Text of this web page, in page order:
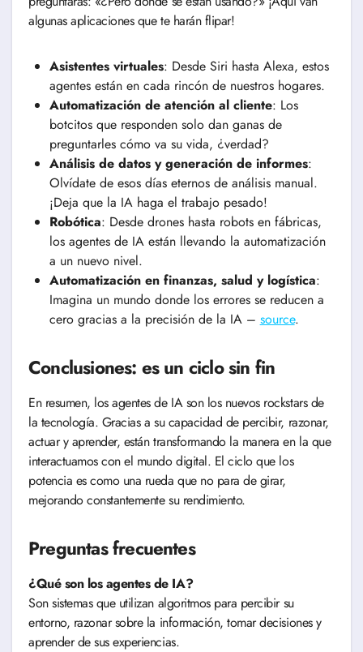
algunas aplicaciones que te harán flipar!
Asistentes virtuales: Desde Siri hasta Alexa, estos
agentes están en cada rincón de nuestros hogares.
Automatización de atención al cliente: Los
botcitos que responden solo dan ganas de
preguntarles cómo va su vida, ¿verdad?
Análisis de datos y generación de informes:
Olvídate de esos días eternos de análisis manual.
¡Deja que la IA haga el trabajo pesado!
Robótica: Desde drones hasta robots en fábricas,
los agentes de IA están llevando la automatización
a un nuevo nivel.
Automatización en finanzas, salud y logística:
Imagina un mundo donde los errores se reducen a
cero gracias a la precisión de la IA – source.
Conclusiones: es un ciclo sin fin
En resumen, los agentes de IA son los nuevos rockstars de
la tecnología. Gracias a su capacidad de percibir, razonar,
actuar y aprender, están transformando la manera en la que
interactuamos con el mundo digital. El ciclo que los
potencia es como una rueda que no para de girar,
mejorando constantemente su rendimiento.
Preguntas frecuentes
¿Qué son los agentes de IA?
Son sistemas que utilizan algoritmos para percibir su
entorno, razonar sobre la información, tomar decisiones y
aprender de sus experiencias.